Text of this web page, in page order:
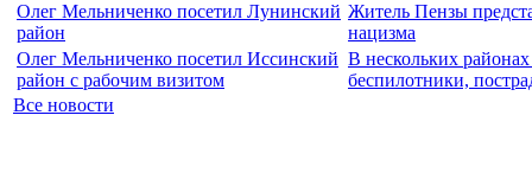
Олег Мельниченко посетил Лунинский
район
Житель Пензы
нацизма
Олег Мельниченко посетил Иссинский
район с рабочим визитом
В нескольких
беспилотники,
Все новости